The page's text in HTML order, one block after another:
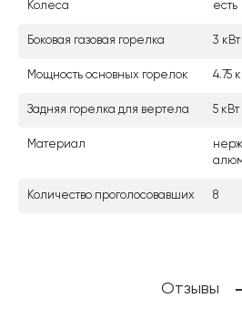
Колеса есть
Боковая газовая горелка 3 кВт
Мощность основных горелок 4.75
Задняя горелка для вертела 5 кВт
Материал
Количество проголосовавших 8
Отзывы